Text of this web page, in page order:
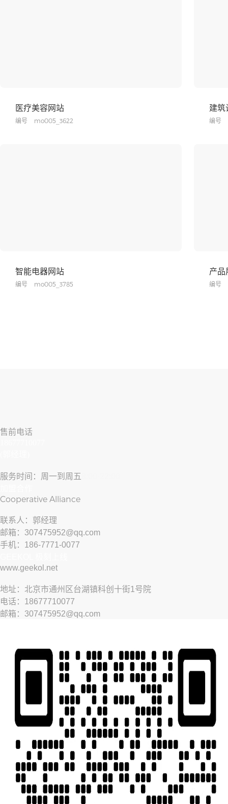
医疗美容网站
编号 mo005_3622
建
编号
智能电器网站
编号 mo005_3785
产品
编号
售前电话
服务时间：周一到周五
Cooperative Alliance
联系人：郭经理
邮箱：307475952@qq.com
手机：186-7771-0077
www.geekol.net
地址：北京市通州区台湖镇科创十街1号院
电话：18677710077
邮箱：307475952@qq.com